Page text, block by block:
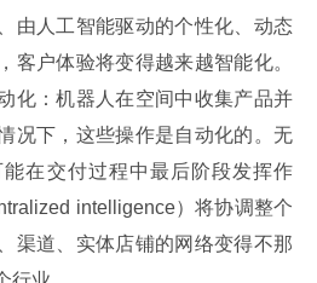
由人工智能驱动的个性化、动态
客户体验将变得越来越智能化。
化：机器人在空间中收集产品并
况下，这些操作是自动化的。无
在交付过程中最后阶段发挥作
intelligence）将协调整个
渠道、实体店铺的网络变得不那